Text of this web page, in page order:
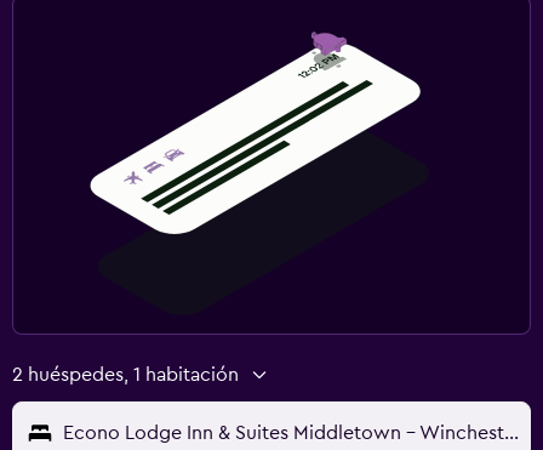
2 huéspedes, 1 habitación
Econo Lodge Inn & Suites Middletown - Winchester South